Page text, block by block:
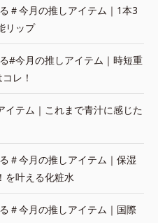
＃今月の推しアイテム｜1本3
リップ
#今月の推しアイテム｜時短重
レ！
イテム｜これまで青汁に感じた
＃今月の推しアイテム｜保湿
を叶える化粧水
＃今月の推しアイテム｜国際